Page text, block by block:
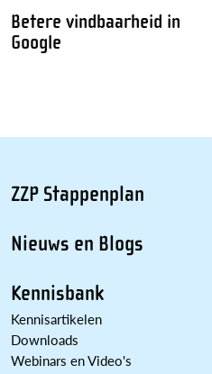
Betere vindbaarheid in
Google
ZZP Stappenplan
Nieuws en Blogs
Kennisbank
Kennisartikelen
Downloads
Webinars en Video's